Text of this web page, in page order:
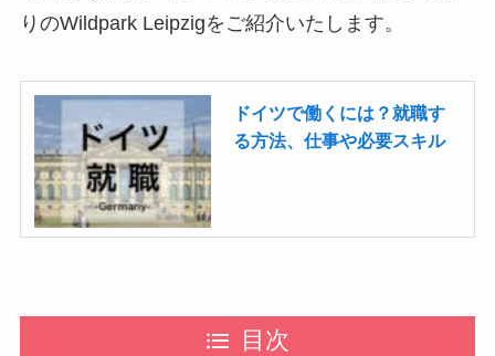
りのWildpark Leipzigをご紹介いたします。
ドイツで働くには？就職す
る方法、仕事や必要スキル
目次